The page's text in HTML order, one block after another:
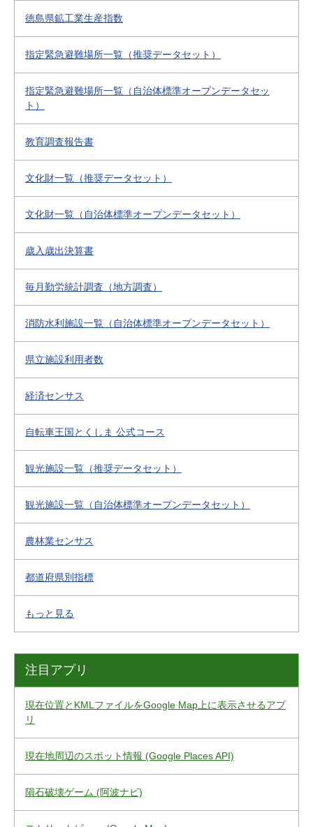
徳島県鉱工業生産指数
指定緊急避難場所一覧（推奨データセット）
指定緊急避難場所一覧（自治体標準オープンデータセッ
ト）
教育調査報告書
文化財一覧（推奨データセット）
文化財一覧（自治体標準オープンデータセット）
歳入歳出決算書
毎月勤労統計調査（地方調査）
消防水利施設一覧（自治体標準オープンデータセット）
県立施設利用者数
経済センサス
自転車王国とくしま 公式コース
観光施設一覧（推奨データセット）
観光施設一覧（自治体標準オープンデータセット）
農林業センサス
都道府県別指標
もっと見る
注目アプリ
現在位置とKMLファイルをGoogle Map上に表示させるアプ
リ
現在地周辺のスポット情報 (Google Places API)
隕石破壊ゲーム (阿波ナビ)